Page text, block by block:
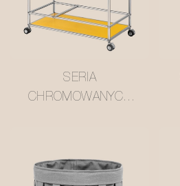
SERIA
CHROMOWANYCH
W KOLORZE
MAŚLANO-ŻÓŁTYM